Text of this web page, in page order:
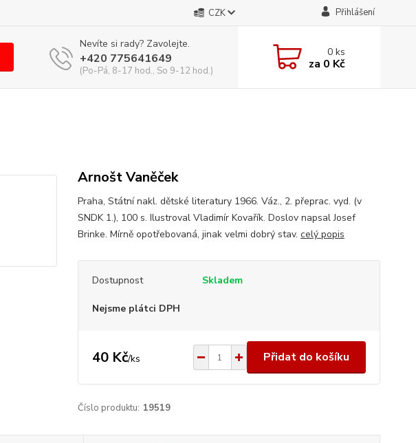
CZK Přihlášení
Nevíte si rady? Zavolejte.
+420 775641649
(Po-Pá, 8-17 hod., So 9-12 hod.)
0ks
za 0 Kč
Arnošt Vaněček
Praha, Státní nakl. dětské literatury 1966. Váz., 2. přeprac. vyd. (v
SNDK 1.), 100 s. Ilustroval Vladimír Kovařík. Doslov napsal Josef
Brinke. Mírně opotřebovaná, jinak velmi dobrý stav. celý popis
Dostupnost Skladem
Nejsme plátci DPH
40 Kč/ks Přidat do košíku
Číslo produktu: 19519